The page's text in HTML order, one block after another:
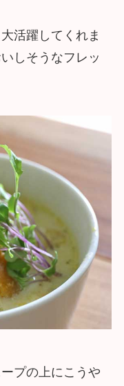
活躍してくれま
しそうなフレッ
プの上にこうや